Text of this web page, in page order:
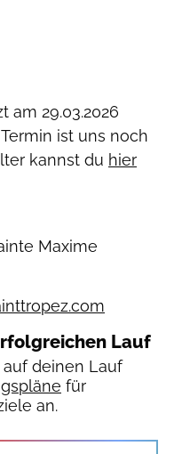
am 29.03.2026
ist uns noch
kannst du hier
Maxime
Lauf
deinen Lauf
für
an.